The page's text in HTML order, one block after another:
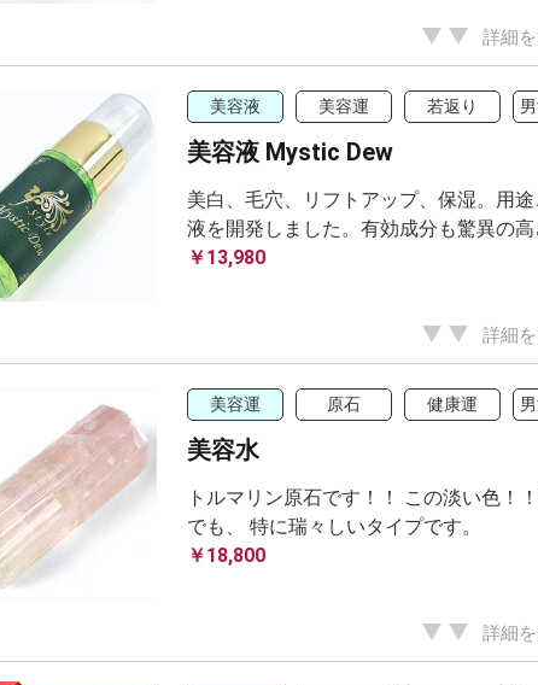
詳細
美容液 美容運 若返り
美容液 Mystic Dew
美白、毛穴、リフトアップ、保湿。用
液を開発しました。有効成分も驚異の高
￥13,980
詳細
美容運 原石 健康運
美容水
トルマリン原石です！！ この淡い色！
でも、 特に瑞々しいタイプです。
￥18,800
詳細